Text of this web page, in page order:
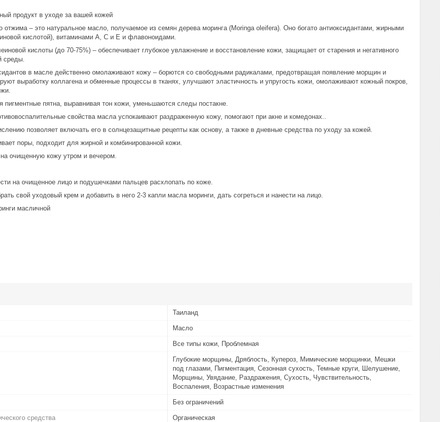
продукт в уходе за вашей кожей
отжима – это натуральное масло, получаемое из семян дерева моринга (Moringa oleifera). Оно богато антиоксидантами, жирными
кислотой), витаминами A, C и E и флавоноидами.
кислоты (до 70-75%) – обеспечивает глубокое увлажнение и восстановление кожи, защищает от старения и негативного
среды.
в масле действенно омолаживают кожу – борются со свободными радикалами, предотвращая появление морщин и
выработку коллагена и обменные процессы в тканях, улучшают эластичность и упругость кожи, омолаживают кожный покров,
пятна, выравнивая тон кожи, уменьшаются следы постакне.
свойства масла успокаивают раздраженную кожу, помогают при акне и комедонах..
позволяет включать его в солнцезащитные рецепты как основу, а также в дневные средства по уходу за кожей.
поры, подходит для жирной и комбинированной кожи.
очищенную кожу утром и вечером.
на очищенное лицо и подушечками пальцев расхлопать по коже.
свой уходовый крем и добавить в него 2-3 капли масла моринги, дать согреться и нанести на лицо.
масличной
Таиланд
Масло
Все типы кожи, Проблемная
Глубокие морщины, Дряблость, Купероз, Мимические морщинки, Мешки
под глазами, Пигментация, Сезонная сухость, Темные круги, Шелушение,
Морщины, Увядание, Раздражения, Сухость, Чувствительность,
Воспаления, Возрастные изменения
Без ограничений
средства Органическая